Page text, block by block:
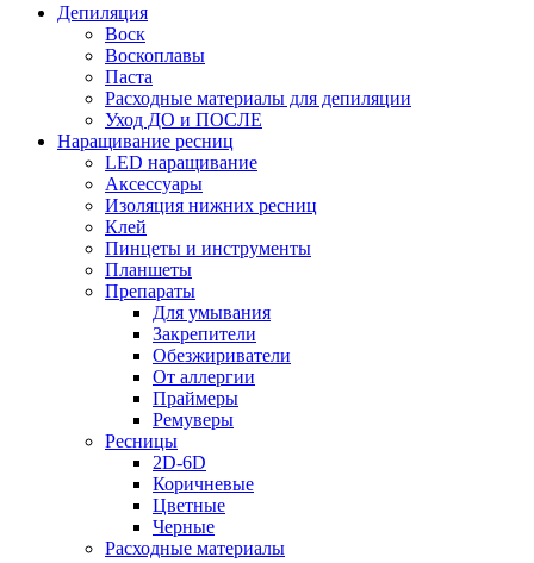
Депиляция
Воск
Воскоплавы
Паста
Расходные материалы для депиляции
Уход ДО и ПОСЛЕ
Наращивание ресниц
LED наращивание
Аксессуары
Изоляция нижних ресниц
Клей
Пинцеты и инструменты
Планшеты
Препараты
Для умывания
Закрепители
Обезжириватели
От аллергии
Праймеры
Ремуверы
Ресницы
2D-6D
Коричневые
Цветные
Черные
Расходные материалы